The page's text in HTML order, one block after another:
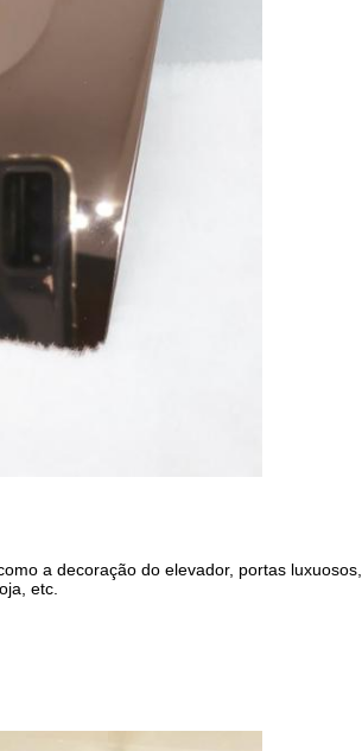
a decoração do elevador, portas luxuosos,
etc.